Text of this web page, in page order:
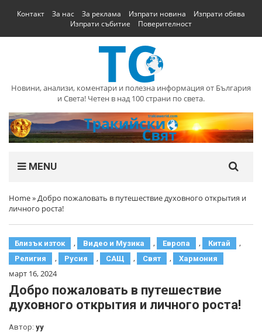
Контакт За нас За реклама Изпрати новина
Изпрати обява
Изпрати събитие
Поверителност
Новини, анализи, коментари и полезна информация от България
и Света! Четен в над 100 страни по света.
MENU
Home»Добро пожаловать в путешествие духовного открытия и
личного роста!
Близък изток , Видео и Музика , Европа , Китай ,
Религия , Русия , САЩ , Свят , Хармония
март 16, 2024
Добро пожаловать в путешествие
духовного открытия и личного роста!
Автор: yy